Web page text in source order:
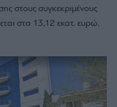
στους συγκεκριμένους
στα 13,12 εκατ. ευρώ.